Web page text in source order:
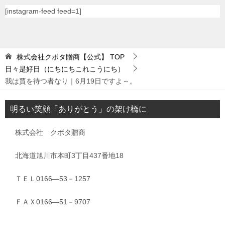
[instagram-feed feed=1]
株式会社クボタ贈商【公式】
TOP
日々是好日（にちにちこれこうにち）
我は賈を待つ者なり｜6月19日ですよ～。
明るい笑顔「ありがとう」の架け橋に
株式会社 クボタ贈商
北海道旭川市本町3丁目437番地18
ＴＥＬ0166―53－1257
ＦＡＸ0166―51－9707